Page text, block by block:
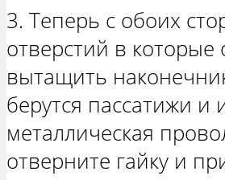
3. Теперь с обоих
отверстий в
вытащить
берутся пассатижи и
металлическая
отверните гайку и